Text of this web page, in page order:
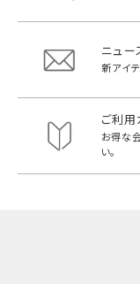
ニュー
新アイ
ご利用
お得な
い。